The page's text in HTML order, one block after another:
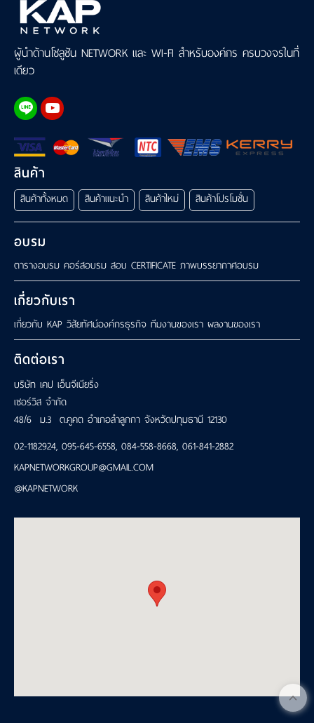
ผู้นำด้านโซลูชัน NETWORK และ WI-FI สำหรับองค์กร ครบวงจรในที่
เดียว
สินค้า
สินค้าทั้งหมด สินค้าแนะนำ สินค้าใหม่ สินค้าโปรโมชั่น
อบรม
ตารางอบรม คอร์สอบรม สอบ CERTIFICATE ภาพบรรยากาศอบรม
เกี่ยวกับเรา
เกี่ยวกับ KAP วิสัยทัศน์องค์กรธุรกิจ ทีมงานของเรา ผลงานของเรา
ติดต่อเรา
บริษัท เคป เอ็นจีเนียริ่ง
เซอร์วิส จำกัด
48/6 ม.3 ต.คูคต อำเภอลำลูกกา จังหวัดปทุมธานี 12130
02-1182924, 095-645-6558, 084-558-8668, 061-841-2882
KAPNETWORKGROUP@GMAIL.COM
@KAPNETWORK